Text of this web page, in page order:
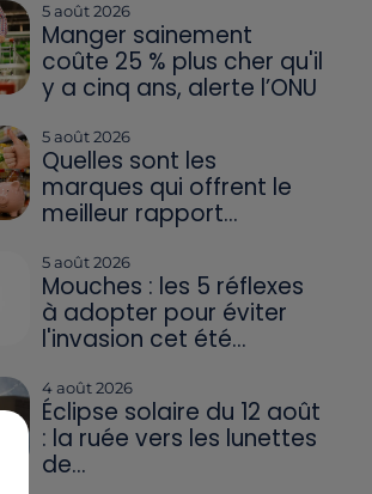
5 août 2026
Manger sainement
coûte 25 % plus cher qu'il
y a cinq ans, alerte l’ONU
5 août 2026
Quelles sont les
marques qui offrent le
meilleur rapport...
5 août 2026
Mouches : les 5 réflexes
à adopter pour éviter
l'invasion cet été...
4 août 2026
Éclipse solaire du 12 août
: la ruée vers les lunettes
de...